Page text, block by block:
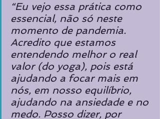
“Eu vejo essa prática como
essencial, não só neste
momento de pandemia.
Acredito que estamos
entendendo melhor o real
valor (do yoga), pois está
ajudando a focar mais em
nós, em nosso equilíbrio,
ajudando na ansiedade e no
medo. Posso dizer, por